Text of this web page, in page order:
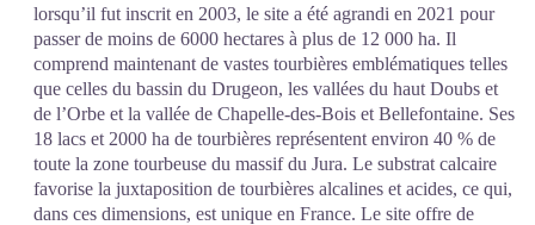
lorsqu’il fut inscrit en 2003, le site a été agrandi en 2021 pour
passer de moins de 6000 hectares à plus de 12 000 ha. Il
comprend maintenant de vastes tourbières emblématiques telles
que celles du bassin du Drugeon, les vallées du haut Doubs et
de l’Orbe et la vallée de Chapelle-des-Bois et Bellefontaine. Ses
18 lacs et 2000 ha de tourbières représentent environ 40 % de
toute la zone tourbeuse du massif du Jura. Le substrat calcaire
favorise la juxtaposition de tourbières alcalines et acides, ce qui,
dans ces dimensions, est unique en France. Le site offre de